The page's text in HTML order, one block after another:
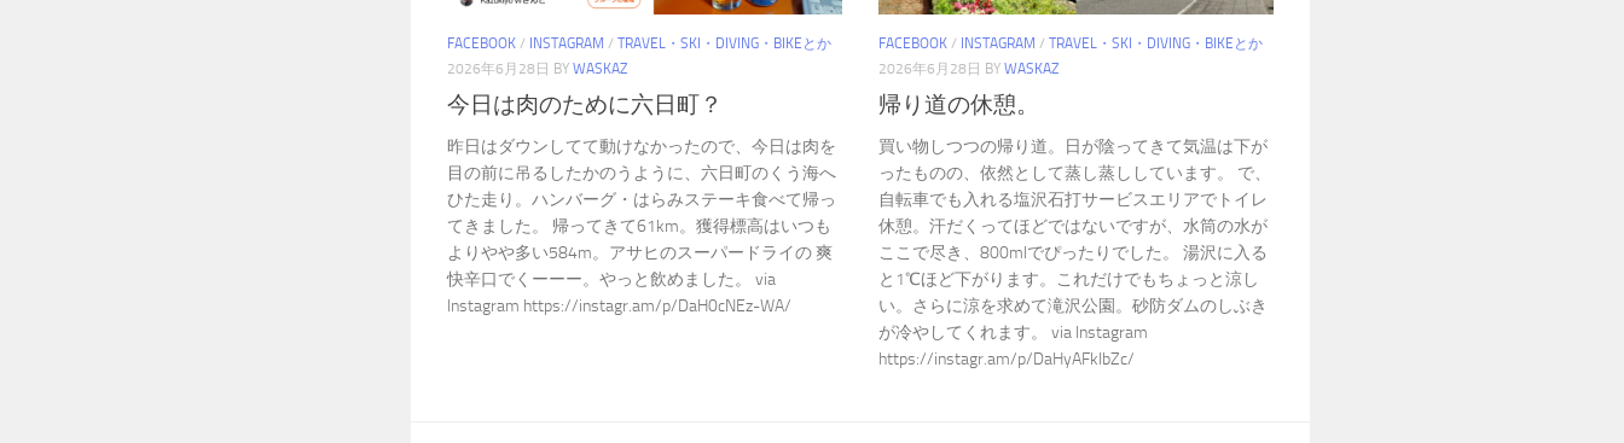
FACEBOOK / INSTAGRAM / TRAVEL・SKI・DIVING・BIKEとか
2026年6月28日 BY WASKAZ
今日は肉のために六日町？
昨日はダウンしてて動けなかったので、今日は肉を
目の前に吊るしたかのうように、六日町のくう海へ
ひた走り。ハンバーグ・はらみステーキ食べて帰っ
てきました。 帰ってきて61km。獲得標高はいつも
よりやや多い584m。アサヒのスーパードライの 爽
快辛口でくーーー。やっと飲めました。 via
Instagram https://instagr.am/p/DaH0cNEz-WA/
FACEBOOK / INSTAGRAM / TRAVEL・SKI・DIVING・BIKEとか
2026年6月28日 BY WASKAZ
帰り道の休憩。
買い物しつつの帰り道。日が陰ってきて気温は下が
ったものの、依然として蒸し蒸ししています。 で、
自転車でも入れる塩沢石打サービスエリアでトイレ
休憩。汗だくってほどではないですが、水筒の水が
ここで尽き、800mlでぴったりでした。 湯沢に入る
と1℃ほど下がります。これだけでもちょっと涼し
い。さらに涼を求めて滝沢公園。砂防ダムのしぶき
が冷やしてくれます。 via Instagram
https://instagr.am/p/DaHyAFkIbZc/